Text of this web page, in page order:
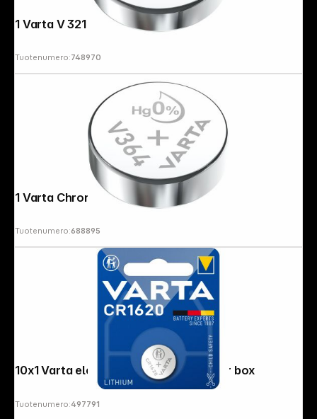
1 Varta V 321
Tuotenumero:748970
1 Varta Chron V 364
Tuotenumero:688895
10x1 Varta electronic CR 1620 PU inner box
Tuotenumero:497791
Copyright © 2000 - 2026 DIFOX. All rights reserved.